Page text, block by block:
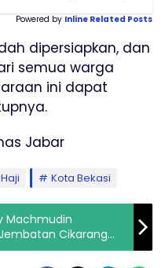
Powered by Inline Related Posts
dipersiapkan, dan
semua warga
ini dapat
Jabar
Kota Bekasi
Machmudin
Cikarang